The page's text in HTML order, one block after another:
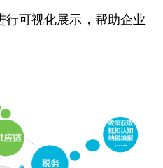
行可视化展示，帮助企业